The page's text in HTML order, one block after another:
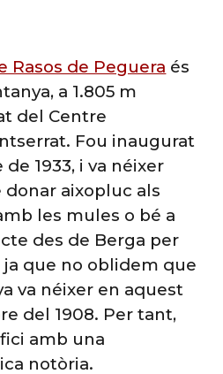
Rasos de Peguera és
a 1.805 m
del Centre
Fou inaugurat
1933, i va néixer
aixopluc als
les mules o bé a
des de Berga per
que no oblidem que
va néixer en aquest
del 1908. Per tant,
amb una
notòria.